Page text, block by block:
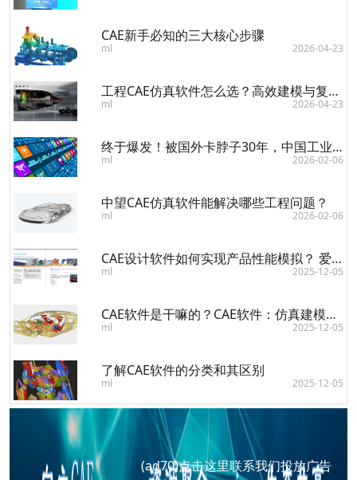
CAE新手必知的三大核心步骤
ml 2026-04-23
工程CAE仿真软件怎么选？高效建模与复杂模型处理全解析
ml 2026-04-23
终于爆发！被国外卡脖子30年，中国工业软件终于爆发，2026年要起飞
ml 2026-02-06
中望CAE仿真软件能解决哪些工程问题？
ml 2026-02-06
CAE设计软件如何实现产品性能模拟？ 爱采购软硬件
ml 2025-12-05
CAE软件是干嘛的？CAE软件：仿真建模，优化设计的不二之选
ml 2025-12-05
了解CAE软件的分类和其区别
ml 2025-12-05
(ad70)点击这里联系我们投放广告